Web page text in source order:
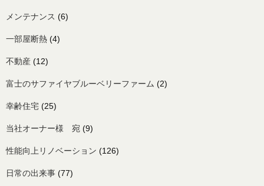
メンテナンス (6)
一部屋断熱 (4)
不動産 (12)
富士のサファイヤブルーベリーファーム (2)
幸齢住宅 (25)
当社オーナー様 宛 (9)
性能向上リノベーション (126)
日常の出来事 (77)